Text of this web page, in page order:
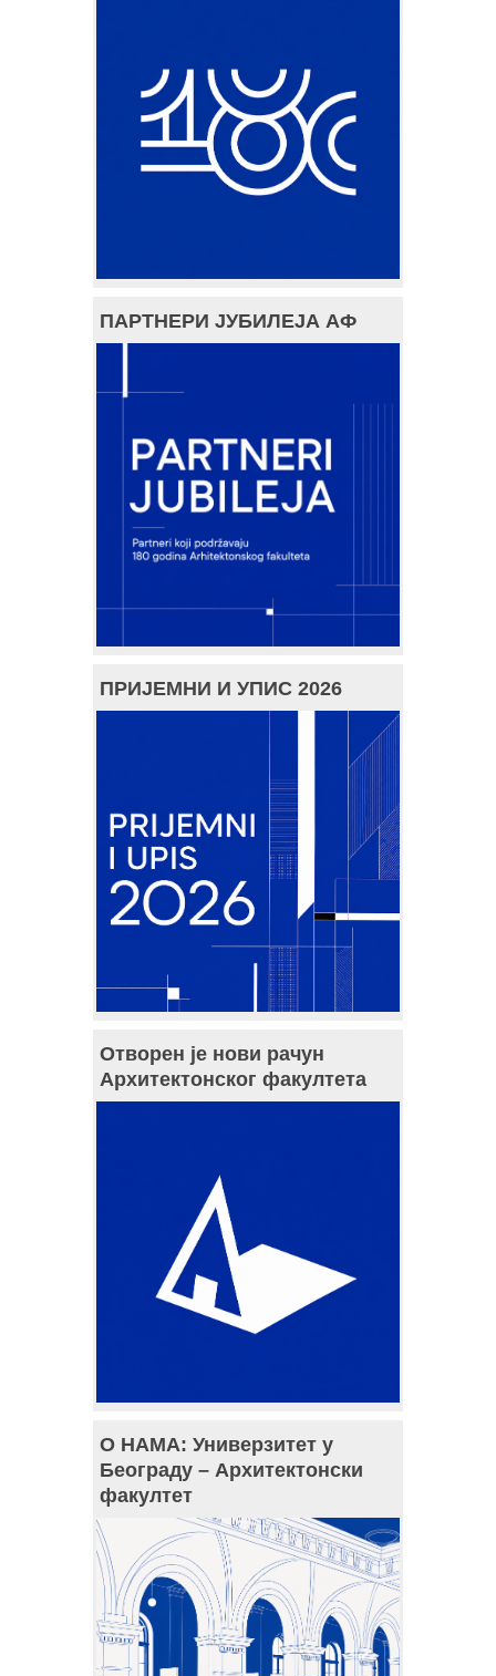
ПАРТНЕРИ ЈУБИЛЕЈА АФ
ПРИЈЕМНИ И УПИС 2026
Отворен је нови рачун
Архитектонског факултета
О НАМА: Универзитет у
Београду – Архитектонски
факултет